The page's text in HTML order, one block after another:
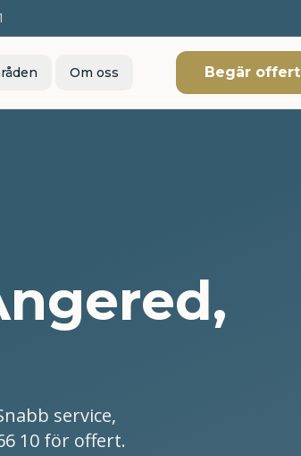
Om oss Begär offert
service,
10 för offert.